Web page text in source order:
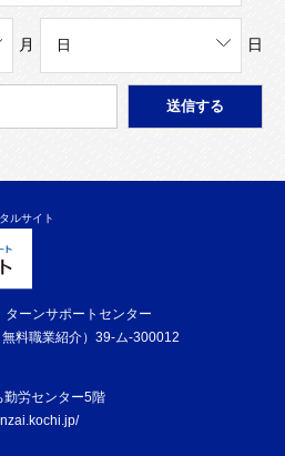
月 日
ルサイト
ーンサポートセンター
料職業紹介）39-ム-300012
労センター5階